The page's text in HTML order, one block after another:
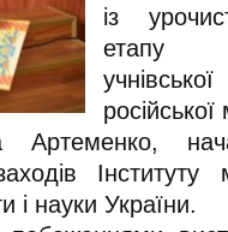
із
етапу
Артеменко,
Інституту
і науки України.